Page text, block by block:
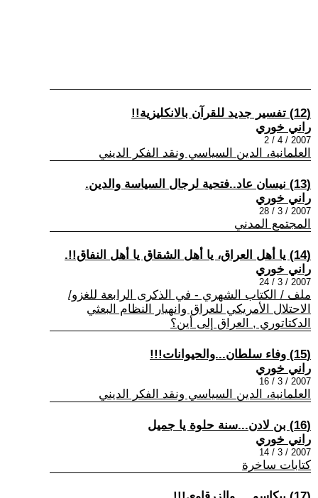
(12) تفسير جديد للقرآن بالانكليزية!!
راني خوري
2007 / 4 / 2
العلمانية، الدين السياسي ونقد الفكر الديني
(13) نيسان عاد..فتحية لرجال السياسة والدين.
راني خوري
2007 / 3 / 28
المجتمع المدني
(14) يا أهل العراق، يا أهل الشقاق يا أهل النفاق!!.
راني خوري
2007 / 3 / 24
ملف / الكتاب الشهري - في الذكرى الرابعة للغزو/
الاحتلال الأمريكي للعراق وانهيار النظام البعثي
الدكتاتوري , العراق إلى أين؟
(15) وفاء سلطان...والحيوانات!!!
راني خوري
2007 / 3 / 16
العلمانية، الدين السياسي ونقد الفكر الديني
(16) بن لادن...سنة حلوة يا جميل
راني خوري
2007 / 3 / 14
كتابات ساخرة